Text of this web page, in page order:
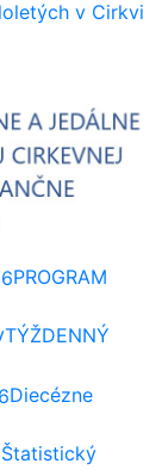
PROGRAM
TÝŽDENNÝ
Diecézne
Štatistický